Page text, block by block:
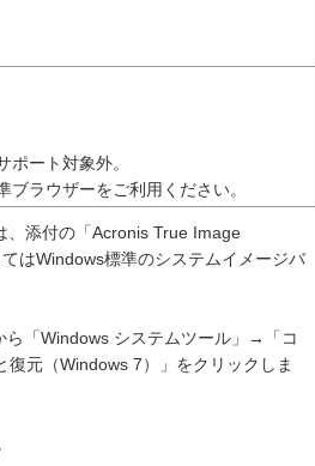
ート対象外。
ラウザーをご利用ください。
添付の「Acronis True Image
はWindows標準のシステムイメージバ
ら「Windows システムツール」→「コ
元（Windows 7）」をクリックしま